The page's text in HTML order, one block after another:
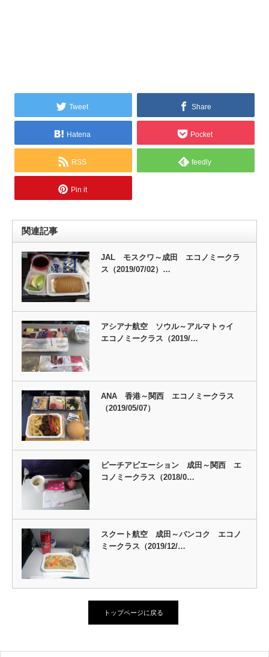
Tweet Share
Hatena Pocket
RSS feedly
Pin it
関連記事
JAL モスクワ～成田 エコノミークラ
ス（2019/07/02）…
アシアナ航空 ソウル～アルマトゥイ
エコノミークラス（2019/…
ANA 香港～関西 エコノミークラス
（2019/05/07）
ピーチアビエーション 成田～関西 エ
コノミークラス（2018/0…
スクート航空 成田～バンコク エコノ
ミークラス（2019/12/…
トップページに戻る